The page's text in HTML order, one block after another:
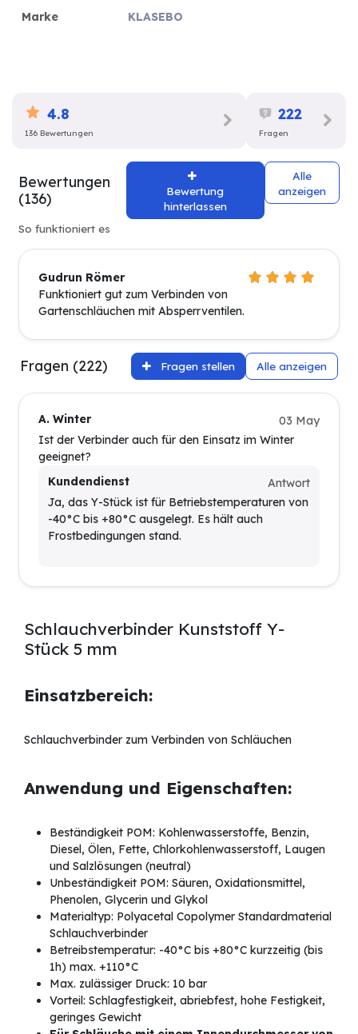
Marke
KLASEBO
4.8
136 Bewertungen
222
Fragen
Bewertungen
(136)
Bewertung
hinterlassen
Alle
anzeigen
So funktioniert es
Gudrun Römer
Funktioniert gut zum Verbinden von
Gartenschläuchen mit Absperrventilen.
Fragen (222) Fragen stellen Alle anzeigen
A. Winter
03 May
Ist der Verbinder auch für den Einsatz im Winter
geeignet?
Kundendienst
Antwort
Ja, das Y-Stück ist für Betriebstemperaturen von
-40°C bis +80°C ausgelegt. Es hält auch
Frostbedingungen stand.
Schlauchverbinder Kunststoff Y-
Stück 5 mm
Einsatzbereich:
Schlauchverbinder zum Verbinden von Schläuchen
Anwendung und Eigenschaften:
Beständigkeit POM: Kohlenwasserstoffe, Benzin,
Diesel, Ölen, Fette, Chlorkohlenwasserstoff, Laugen
und Salzlösungen (neutral)
Unbeständigkeit POM: Säuren, Oxidationsmittel,
Phenolen, Glycerin und Glykol
Materialtyp: Polyacetal Copolymer Standardmaterial
Schlauchverbinder
Betreibstemperatur: -40°C bis +80°C kurzzeitig (bis
1h) max. +110°C
Max. zulässiger Druck: 10 bar
Vorteil: Schlagfestigkeit, abriebfest, hohe Festigkeit,
geringes Gewicht